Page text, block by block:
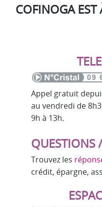
COFINOGA EST
Appel gratuit
au vendredi de
9h à 13h.
QUESTIONS
Trouvez les
crédit, épargne,